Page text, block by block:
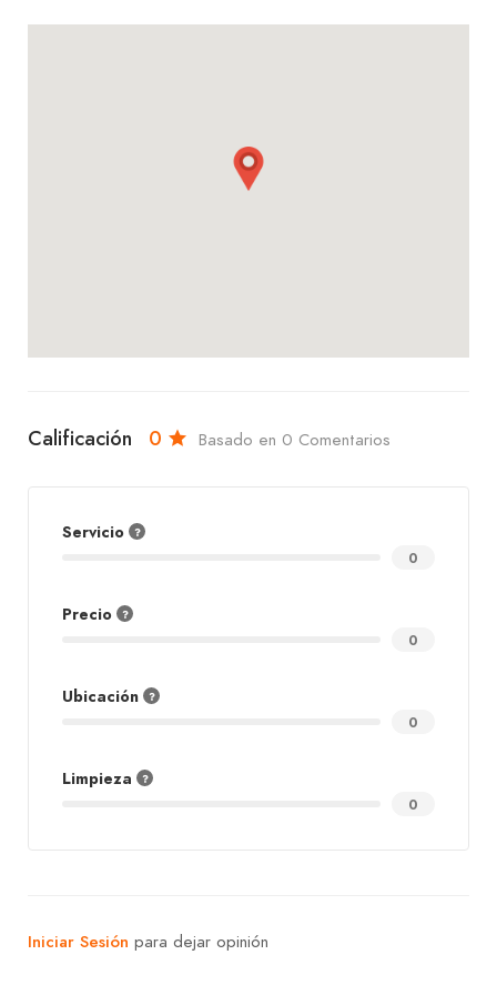
disfruta de nuestro chocolate instantáneo y
chocolate puro para un deleite rápido y
dulce durante el día.
En Manjar De Oro – Ventura Mall, nos enorgullece
creación. Ven y sumérgete en un mundo de
Calificación 0 Basado en 0 Comentarios
Servicio
0
Precio
0
Ubicación
0
Limpieza
0
Iniciar Sesión para dejar opinión